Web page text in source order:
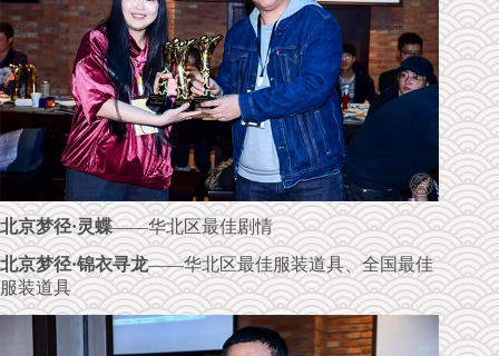
北京梦径·灵蝶——华北区最佳剧情
北京梦径·锦衣寻龙——华北区最佳服装道具、全国最佳
服装道具